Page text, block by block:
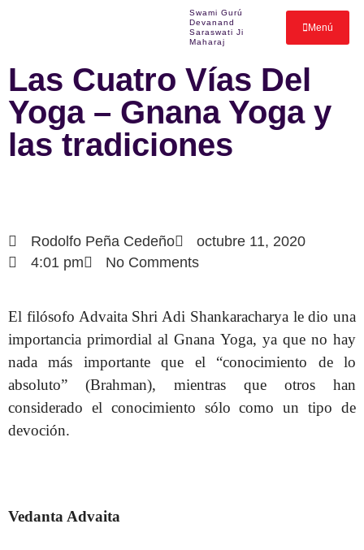
Swami Gurú
Devanand
Saraswati Ji
Maharaj
Menú
Las Cuatro Vías Del
Yoga – Gnana Yoga y
las tradiciones
Rodolfo Peña Cedeño
octubre 11, 2020
4:01 pm
No Comments
El filósofo Advaita Shri Adi Shankaracharya le dio una
importancia primordial al Gnana Yoga, ya que no hay
nada más importante que el “conocimiento de lo
absoluto” (Brahman), mientras que otros han
considerado el conocimiento sólo como un tipo de
devoción.
Vedanta Advaita